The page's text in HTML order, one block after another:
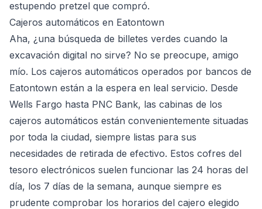
estupendo pretzel que compró.
Cajeros automáticos en Eatontown
Aha, ¿una búsqueda de billetes verdes cuando la
excavación digital no sirve? No se preocupe, amigo
mío. Los cajeros automáticos operados por bancos de
Eatontown están a la espera en leal servicio. Desde
Wells Fargo hasta PNC Bank, las cabinas de los
cajeros automáticos están convenientemente situadas
por toda la ciudad, siempre listas para sus
necesidades de retirada de efectivo. Estos cofres del
tesoro electrónicos suelen funcionar las 24 horas del
día, los 7 días de la semana, aunque siempre es
prudente comprobar los horarios del cajero elegido